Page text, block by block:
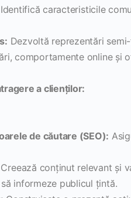
Identifică caracteristicile
Dezvoltă reprezentări
comportamente online și
a clienților:
de căutare (SEO):
Creează conținut relevant și
informeze publicul țintă.